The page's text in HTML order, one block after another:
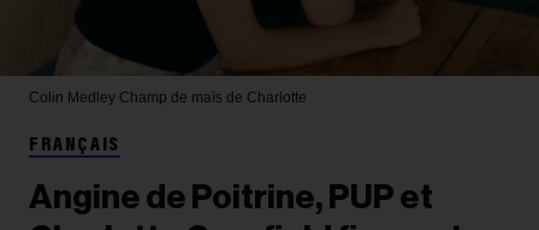
Colin Medley Champ de maïs de Charlotte
FRANÇAIS
Angine de Poitrine, PUP et